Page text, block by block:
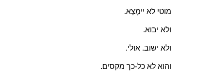
מוטי לא יימָצֵא.
ולא יבוא.
ולא ישוב. אולי.
והוא לא כל‑כך מקסים.